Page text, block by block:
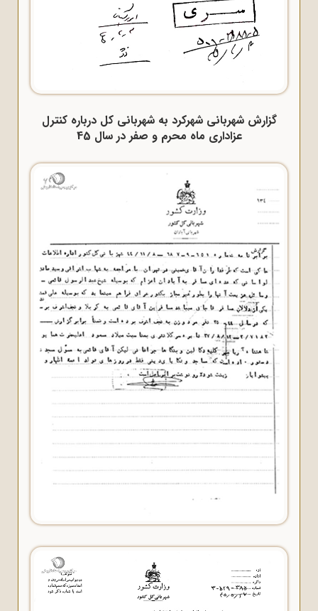
گزارش شهربانی شهرکرد به شهربانی کل درباره کنترل
عزاداری ماه محرم و صفر در سال 45